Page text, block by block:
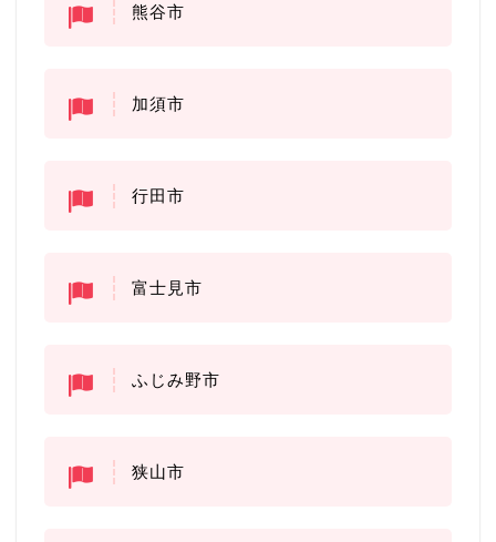
熊谷市
加須市
行田市
富士見市
ふじみ野市
狭山市